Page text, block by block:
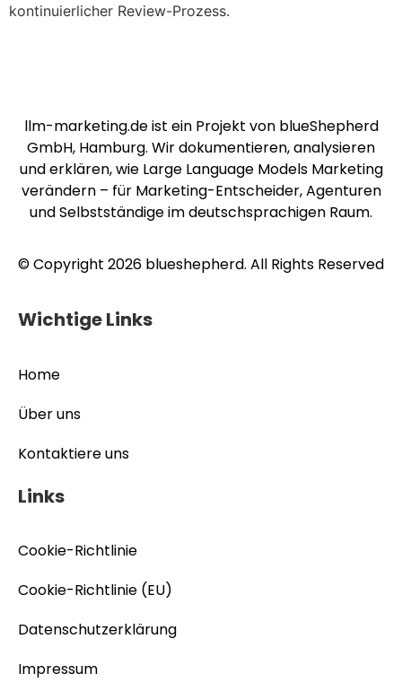
kontinuierlicher Review-Prozess.
llm-marketing.de ist ein Projekt von blueShepherd
GmbH, Hamburg. Wir dokumentieren, analysieren
und erklären, wie Large Language Models Marketing
verändern – für Marketing-Entscheider, Agenturen
und Selbstständige im deutschsprachigen Raum.
© Copyright 2026 blueshepherd. All Rights Reserved
Wichtige Links
Home
Über uns
Kontaktiere uns
Links
Cookie-Richtlinie
Cookie-Richtlinie (EU)
Datenschutzerklärung
Impressum